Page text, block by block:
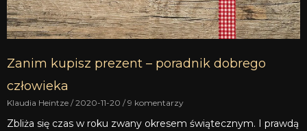
Zanim kupisz prezent – poradnik dobrego
człowieka
Klaudia Heintze 2020-11-20 9 komentarzy
Zbliża się czas w roku zwany okresem świątecznym. I prawdą